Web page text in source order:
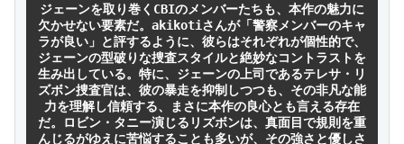
ジェーンを取り巻くCBIのメンバーたちも、本作の魅力に
欠かせない要素だ。akikotiさんが「警察メンバーのキャ
ラが良い」と評するように、彼らはそれぞれが個性的で、
ジェーンの型破りな捜査スタイルと絶妙なコントラストを
生み出している。特に、ジェーンの上司であるテレサ・リ
ズボン捜査官は、彼の暴走を抑制しつつも、その非凡な能
力を理解し信頼する、まさに本作の良心とも言える存在
だ。ロビン・タニー演じるリズボンは、真面目で規則を重
んじるがゆえに苦悩することも多いが、その強さと優しさ